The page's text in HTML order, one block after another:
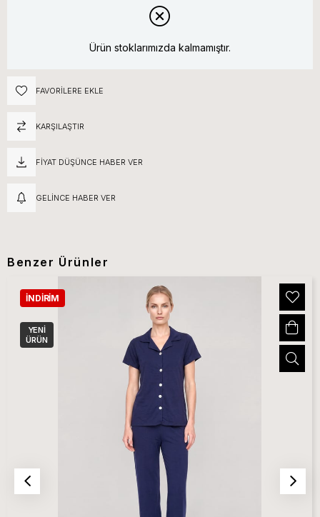
Ürün stoklarımızda kalmamıştır.
FAVORILERE EKLE
KARŞILAŞTIR
FIYAT DÜŞÜNCE HABER VER
GELINCE HABER VER
Benzer Ürünler
İNDIRIM
YENI
ÜRÜN